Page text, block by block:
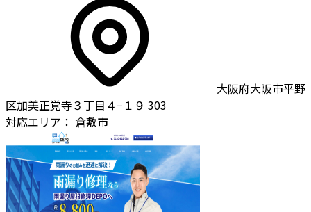
大阪府大阪市平野
区加美正覚寺３丁目４−１９ 303
対応エリア： 倉敷市